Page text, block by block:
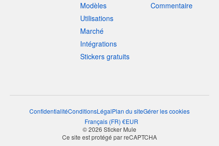
Modèles
Utilisations
Marché
Intégrations
Stickers gratuits
Commentaire
ConfidentialitéConditionsLégalPlan du siteGérer les cookies
Français (FR) €EUR
© 2026 Sticker Mule
Ce site est protégé par reCAPTCHA